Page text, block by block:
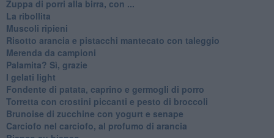
Zuppa di porri alla birra, con ...
La ribollita
Muscoli ripieni
Risotto arancia e pistacchi mantecato con taleggio
Merenda da campioni
Palamita? Sì, grazie
I gelati light
Fondente di patata, caprino e germogli di porro
Torretta con crostini piccanti e pesto di broccoli
Brunoise di zucchine con yogurt e senape
Carciofo nel carciofo, al profumo di arancia